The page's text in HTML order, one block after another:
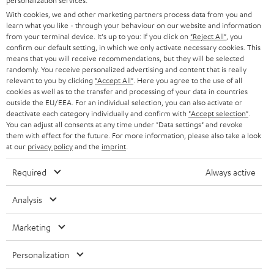
n
g
STEREO
SMART HOME
BLUETOOTH-LAUTSPRECHER
KOPFHÖRER
BLUETOOTH-KOPFHÖRER
STEREOANLAGEN
LAUTSPRECHER
ULTIMA-SERIE
IN-EAR-KOPFHÖRER
FANSHOP
PRESSE & MARKETING
GESCHÄFTSKUNDEN
PARTNERPROGRAMM
BLOG
NEWSLETTER
STORES
DEINE VORTEILE BEI TEUFEL
TEUFEL STORY
DEUTSCHLAND
ÖSTERREICH
SCHWEIZ
NIEDERLANDE
BELGIEN
FRANKREICH
POLEN
ITALIEN
Technische Änderungen, Tippfehler und Irrtum vorbehalten. Das auf unseren
Fotos abgebildete Zubehör ist nicht im Lieferumfang enthalten. Etwaige
Entsorgungsgebühren für Batterien sind im Preis inbegriffen.
With cookies, we and other marketing partners process data from you and
learn what you like - through your behaviour on our website and information
from your terminal device. It's up to you: If you click on "Reject All" , you
confirm our default setting, in which we only activate necessary cookies. This
means that you will receive recommendations, but they will be selected
randomly. You receive personalized advertising and content that is really
relevant to you by clicking "Accept All" . Here you agree to the use of all
cookies as well as to the transfer and processing of your data in countries
outside the EU/EEA. For an individual selection, you can also activate or
deactivate each category individually and confirm with "Accept selection"
You can adjust all consents at any time under "Data settings" and revoke
them with effect for the future. For more information, please also take a look
at our privacy policyand the imprint
Required Always active
Analysis
Marketing
Personalization